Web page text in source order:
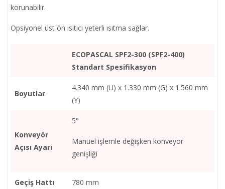
korunabilir.
Opsiyonel üst ön ısıtıcı yeterli ısıtma sağlar.
ECOPASCAL SPF2-300 (SPF2-400)
Standart Spesifikasyon
Boyutlar
4.340 mm (U) x 1.330 mm (G) x 1.560 mm
(Y)
Konveyör
Açısı Ayarı
5°
Manuel işlemle değişken konveyör
genişliği
Geçiş Hattı 780 mm